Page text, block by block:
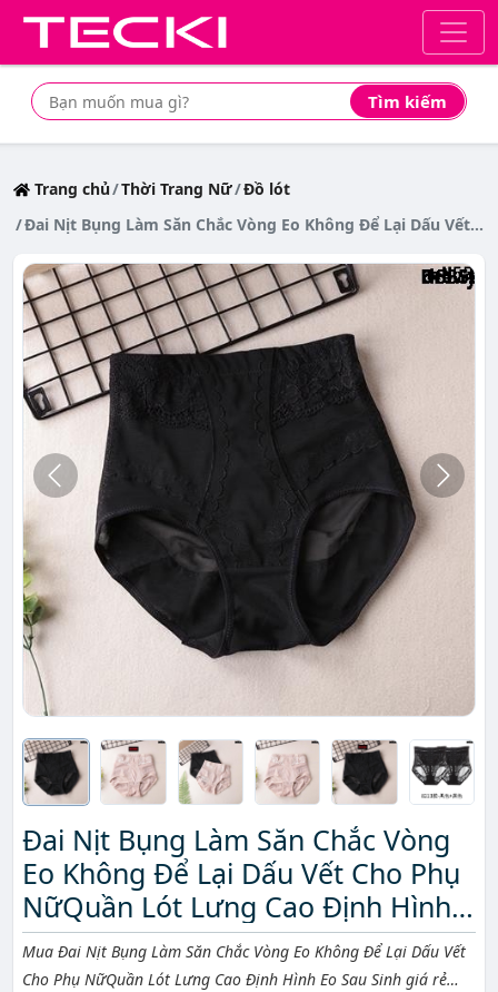
Tìm kiếm
Tìm mua sản phẩm giá rẻ nhất
Trang chủ Thời Trang Nữ Đồ lót
Đai Nịt Bụng Làm Săn Chắc Vòng Eo Không Để Lại Dấu Vết Cho Phụ NữQuần Lót Lưng Cao Định Hình Eo Sau Sinh
Đai Nịt Bụng Làm Săn Chắc Vòng
Eo Không Để Lại Dấu Vết Cho Phụ
NữQuần Lót Lưng Cao Định Hình
Eo Sau Sinh
Mô tả ngắn
Mua Đai Nịt Bụng Làm Săn Chắc Vòng Eo Không Để Lại Dấu Vết
Cho Phụ NữQuần Lót Lưng Cao Định Hình Eo Sau Sinh giá rẻ